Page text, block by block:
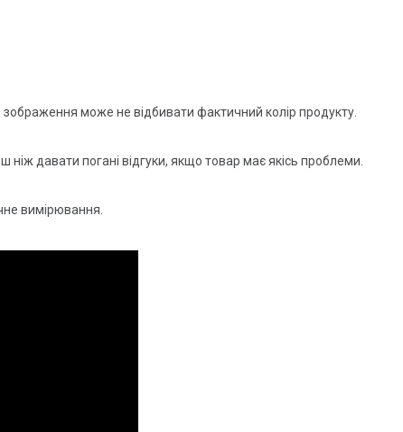
може не відбивати фактичний колір продукту.
давати погані відгуки, якщо товар має якісь проблеми.
вимірювання.